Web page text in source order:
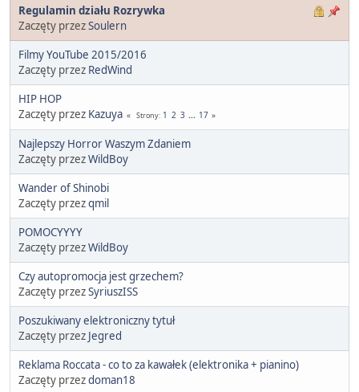
Regulamin działu Rozrywka
Zaczęty przezSoulern
Filmy YouTube 2015/2016
Zaczęty przez RedWind
HIP HOP
Zaczęty przez Kazuya Strony 1 2 3 ... 17
Najlepszy Horror Waszym Zdaniem
Zaczęty przezWildBoy
Wander of Shinobi
Zaczęty przezqmil
POMOCYYYY
Zaczęty przezWildBoy
Czy autopromocja jest grzechem?
Zaczęty przezSyriuszISS
Poszukiwany elektroniczny tytuł
Zaczęty przez Jegred
Reklama Roccata - co to za kawałek (elektronika + pianino)
Zaczęty przezdoman18